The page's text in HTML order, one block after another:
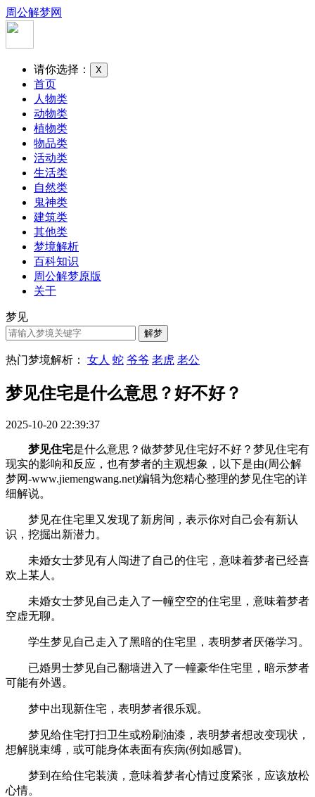
周公解梦网
请你选择： X
首页
人物类
动物类
植物类
物品类
活动类
生活类
自然类
鬼神类
建筑类
其他类
梦境解析
百科知识
周公解梦原版
关于
梦见
热门梦境解析： 女人 蛇 爷爷 老虎 老公
梦见住宅是什么意思？好不好？
2025-10-20 22:39:37
梦见住宅是什么意思？做梦梦见住宅好不好？梦见住宅有
现实的影响和反应，也有梦者的主观想象，以下是由(周公解
梦网-www.jiemengwang.net)编辑为您精心整理的梦见住宅的详
细解说。
梦见在住宅里又发现了新房间，表示你对自己会有新认
识，挖掘出新潜力。
未婚女士梦见有人闯进了自己的住宅，意味着梦者已经喜
欢上某人。
未婚女士梦见自己走入了一幢空空的住宅里，意味着梦者
空虚无聊。
学生梦见自己走入了黑暗的住宅里，表明梦者厌倦学习。
已婚男士梦见自己翻墙进入了一幢豪华住宅里，暗示梦者
可能有外遇。
梦中出现新住宅，表明梦者很乐观。
梦见给住宅打扫卫生或粉刷油漆，表明梦者想改变现状，
想解脱束缚，或可能身体表面有疾病(例如感冒)。
梦到在给住宅装潢，意味着梦者心情过度紧张，应该放松
心情。